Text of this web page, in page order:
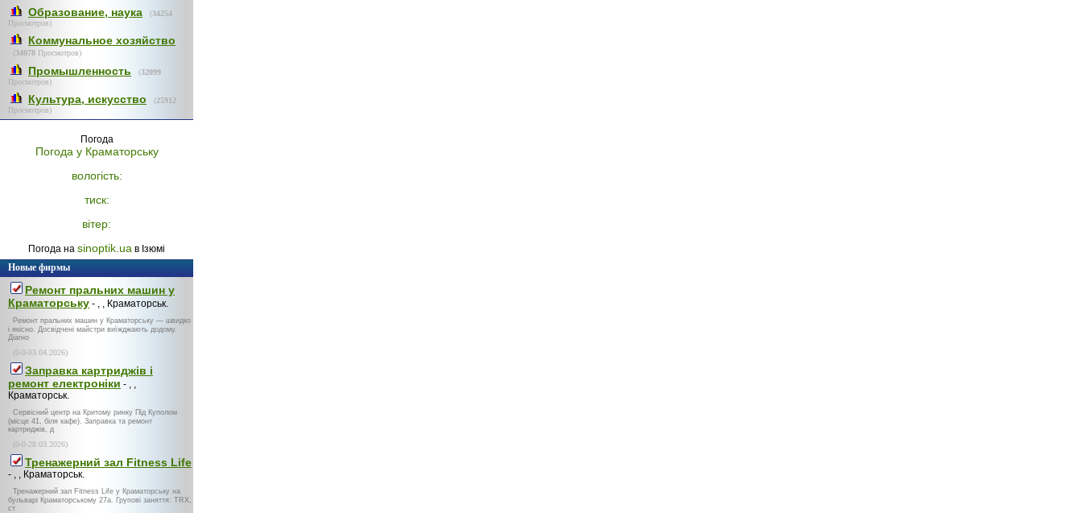
Образование, наука (34254
Просмотров)
Коммунальное хозяйство
(34078 Просмотров)
Промышленность (32099
Просмотров)
Культура, искусство (25912
Просмотров)
Погода
Погода у Краматорську
вологість:
тиск:
вітер:
Погода на sinoptik.ua в Ізюмі
Новые фирмы
Ремонт пральних машин у
Краматорську - , , Краматорськ.
Ремонт пральних машин у Краматорську — швидко
і якісно. Досвідчені майстри виїжджають додому.
Діагно
(0-0-03.04.2026)
Заправка картриджів і
ремонт електроніки - , ,
Краматорськ.
Сервісний центр на Критому ринку Під Куполом
(місце 41, біля кафе). Заправка та ремонт
картриджів, д
(0-0-28.03.2026)
Тренажерний зал Fitness Life
- , , Краматорськ.
Тренажерний зал Fitness Life у Краматорську на
бульварі Краматорському 27а. Групові заняття: TRX,
ст